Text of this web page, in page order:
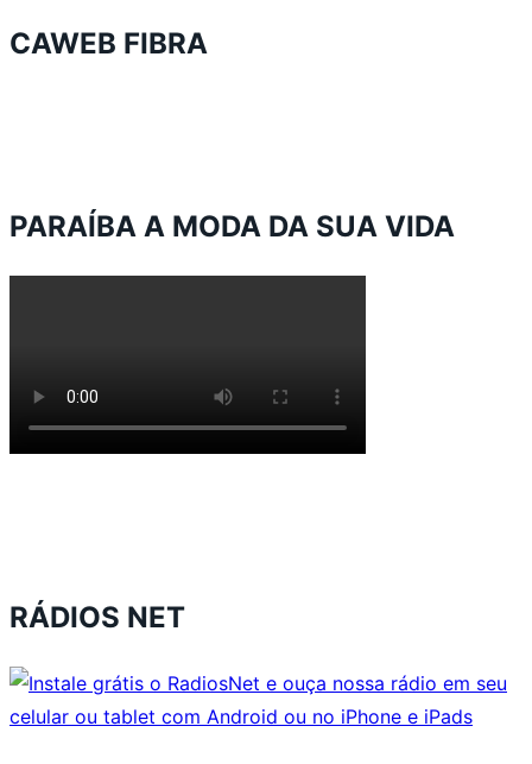
CAWEB FIBRA
PARAÍBA A MODA DA SUA VIDA
RÁDIOS NET